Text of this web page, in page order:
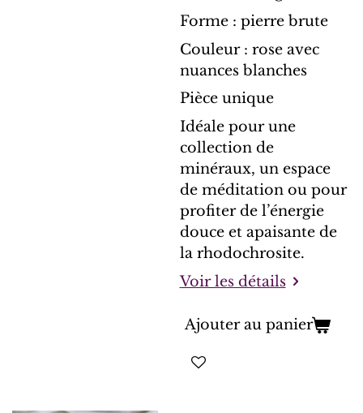
Forme : pierre brute
Couleur : rose avec
nuances blanches
Pièce unique
Idéale pour une
collection de
minéraux, un espace
de méditation ou pour
profiter de l’énergie
douce et apaisante de
la rhodochrosite.
Voir les détails
Ajouter au panier